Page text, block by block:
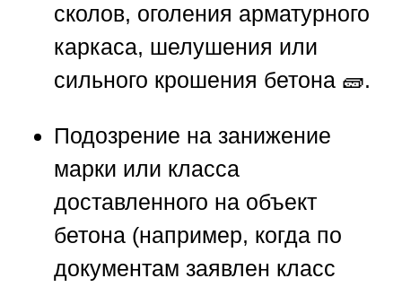
сколов, оголения арматурного
каркаса, шелушения или
сильного крошения бетона 🧱.
Подозрение на занижение
марки или класса
доставленного на объект
бетона (например, когда по
документам заявлен класс